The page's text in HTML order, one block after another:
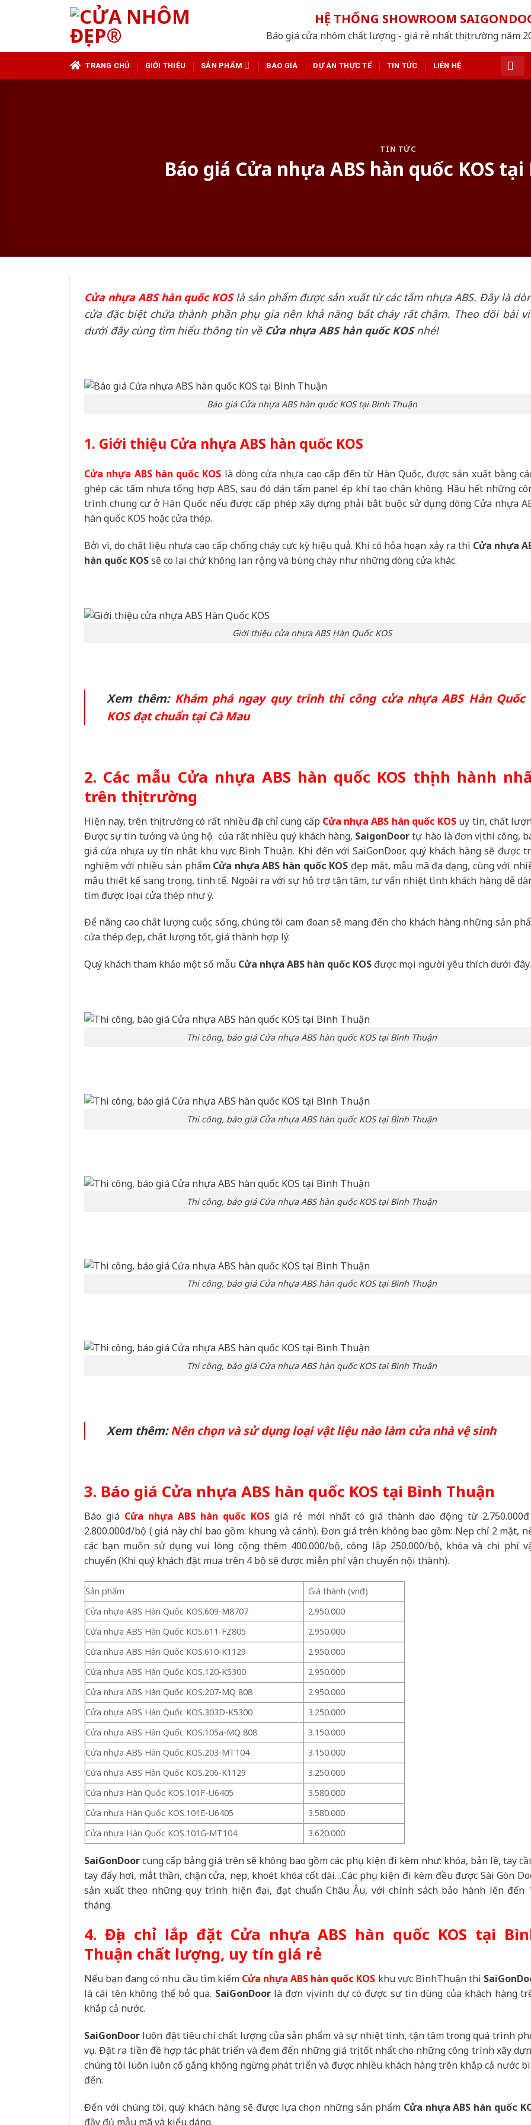
HỆ THỐNG SHOWROOM
Báo giá cửa nhôm chất lượng - giá rẻ nhất thị trường năm
TRANG CHỦ GIỚI THIỆU SẢN PHẨM BÁO GIÁ DỰ ÁN THỰC TẾ TIN TỨC LIÊN HỆ
TIN TỨC
Báo giá Cửa nhựa ABS hàn quốc KOS
Cửa nhựa ABS hàn quốc KOSlà sản phẩm được sản xuất từ các tấm nhựa ABS. Đây là
cửa đặc biệt chứa thành phần phụ gia nên khả năng bắt cháy rất chậm. Theo dõi bài
dưới đây cùng tìm hiểu thông tin về Cửa nhựa ABS hàn quốc KOSnhé!
Báo giá Cửa nhựa ABS hàn quốc KOS tại Bình Thuận
1. Giới thiệu Cửa nhựa ABS hàn quốc KOS
Cửa nhựa ABS hàn quốc KOS là dòng cửa nhựa cao cấp đến từ Hàn Quốc, được sản xuất bằng
ghép các tấm nhựa tổng hợp ABS, sau đó dán tấm panel ép khí tạo chân không. Hầu hết những
trình chung cư ở Hàn Quốc nếu được cấp phép xây dựng phải bắt buộc sử dụng dòng Cửa nhựa
hàn quốc KOS hoặc cửa thép.
Bởi vì, do chất liệu nhựa cao cấp chống cháy cực kỳ hiệu quả. Khi có hỏa hoạn xảy ra thì Cửa nhựa
hàn quốc KOSsẽ co lại chứ không lan rộng và bùng cháy như những dòng cửa khác.
Giới thiệu cửa nhựa ABS Hàn Quốc KOS
Xem thêm: Khám phá ngay quy trình thi công cửa nhựa ABS Hàn Quốc
KOS đạt chuẩn tại Cà Mau
2. Các mẫu Cửa nhựa ABS hàn quốc KOS thịnh hành
trên thị trường
Hiện nay, trên thị trường có rất nhiều địa chỉ cung cấp Cửa nhựa ABS hàn quốc KOS uy tín, chất
Được sự tin tưởng và ủng hộ của rất nhiều quý khách hàng, SaigonDoortự hào là đơn vị thi công,
giá cửa nhựa uy tín nhất khu vực Bình Thuận. Khi đến với SaiGonDoor, quý khách hàng sẽ được
nghiệm với nhiều sản phẩm Cửa nhựa ABS hàn quốc KOS đẹp mắt, mẫu mã đa dạng, cùng với
mẫu thiết kế sang trọng, tinh tế. Ngoài ra với sự hỗ trợ tận tâm, tư vấn nhiệt tình khách hàng dễ
tìm được loại cửa thép như ý.
Để nâng cao chất lượng cuộc sống, chúng tôi cam đoan sẽ mang đến cho khách hàng những sản
cửa thép đẹp, chất lượng tốt, giá thành hợp lý.
Quý khách tham khảo một số mẫu Cửa nhựa ABS hàn quốc KOS được mọi người yêu thích dưới đây.
Thi công, báo giá Cửa nhựa ABS hàn quốc KOS tại Bình Thuận
Thi công, báo giá Cửa nhựa ABS hàn quốc KOS tại Bình Thuận
Thi công, báo giá Cửa nhựa ABS hàn quốc KOS tại Bình Thuận
Thi công, báo giá Cửa nhựa ABS hàn quốc KOS tại Bình Thuận
Thi công, báo giá Cửa nhựa ABS hàn quốc KOS tại Bình Thuận
Xem thêm:Nên chọn và sử dụng loại vật liệu nào làm cửa nhà vệ sinh
3. Báo giá Cửa nhựa ABS hàn quốc KOS tại Bình Thuận
Báo giá Cửa nhựa ABS hàn quốc KOS giá rẻ mới nhất có giá thành dao động từ
2.800.000đ/bộ ( giá này chỉ bao gồm: khung và cánh). Đơn giá trên không bao gồm: Nẹp chỉ 2 mặt,
các bạn muốn sử dụng vui lòng cộng thêm 400.000/bộ, công lắp 250.000/bộ, khóa và chi phí
chuyển (Khi quý khách đặt mua trên 4 bộ sẽ được miễn phí vận chuyển nội thành).
Sản phẩm
Giá thành (vnđ)
Cửa nhựa ABS Hàn Quốc KOS.609-M8707
2.950.000
Cửa nhựa ABS Hàn Quốc KOS.611-FZ805
2.950.000
Cửa nhựa ABS Hàn Quốc KOS.610-K1129
2.950.000
Cửa nhựa ABS Hàn Quốc KOS.120-K5300
2.950.000
Cửa nhựa ABS Hàn Quốc KOS.207-MQ 808
2.950.000
Cửa nhựa ABS Hàn Quốc KOS.303D-K5300
3.250.000
Cửa nhựa ABS Hàn Quốc KOS.105a-MQ 808
3.150.000
Cửa nhựa ABS Hàn Quốc KOS.203-MT104
3.150.000
Cửa nhựa ABS Hàn Quốc KOS.206-K1129
3.250.000
Cửa nhựa Hàn Quốc KOS.101F-U6405
3.580.000
Cửa nhựa Hàn Quốc KOS.101E-U6405
3.580.000
Cửa nhựa Hàn Quốc KOS.101G-MT104
3.620.000
SaiGonDoorcung cấp bảng giá trên sẽ không bao gồm các phụ kiện đi kèm như: khóa, bản lề, tay
tay đẩy hơi, mắt thần, chặn cửa, nẹp, khoét khóa cốt dài…Các phụ kiện đi kèm đều được Sài Gòn
sản xuất theo những quy trình hiện đại, đạt chuẩn Châu Âu, với chính sách bảo hành lên đến
tháng.
4. Địa chỉ lắp đặt Cửa nhựa ABS hàn quốc KOS tại
Thuận chất lượng, uy tín giá rẻ
Nếu bạn đang có nhu cầu tìm kiếm Cửa nhựa ABS hàn quốc KOS khu vực BìnhThuận thì
là cái tên không thể bỏ qua. SaiGonDoorlà đơn vị vinh dự có được sự tin dùng của khách hàng
khắp cả nước.
SaiGonDoor luôn đặt tiêu chí chất lượng của sản phẩm và sự nhiệt tình, tận tâm trong quá trình
vụ. Đặt ra tiền đề hợp tác phát triển và đem đến những giá trị tốt nhất cho những công trình xây
chúng tôi luôn luôn cố gắng không ngừng phát triển và được nhiều khách hàng trên khắp cả nước
đến.
Đến với chúng tôi, quý khách hàng sẽ được lựa chọn những sản phẩm Cửa nhựa ABS hàn quốc
đầy đủ mẫu mã và kiểu dáng.